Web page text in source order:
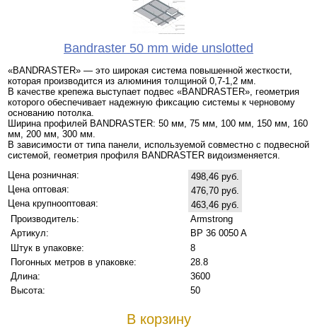
Bandraster 50 mm wide unslotted
«BANDRASTER» — это широкая система повышенной жесткости,
которая производится из алюминия толщиной 0,7-1,2 мм.
В качестве крепежа выступает подвес «BANDRASTER», геометрия
которого обеспечивает надежную фиксацию системы к черновому
основанию потолка.
Ширина профилей BANDRASTER: 50 мм, 75 мм, 100 мм, 150 мм, 160
мм, 200 мм, 300 мм.
В зависимости от типа панели, используемой совместно с подвесной
системой, геометрия профиля BANDRASTER видоизменяется.
Цена розничная:
498,46 руб.
Цена оптовая:
476,70 руб.
Цена крупнооптовая:
463,46 руб.
Производитель:
Armstrong
Артикул:
BP 36 0050 A
Штук в упаковке:
8
Погонных метров в упаковке:
28.8
Длина:
3600
Высота:
50
В корзину